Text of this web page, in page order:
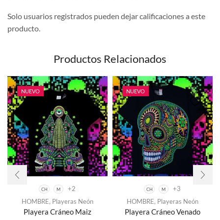
Solo usuarios registrados pueden dejar calificaciones a este
producto.
Productos Relacionados
NUEVO
CH M
+2
HOMBRE, Playeras Neón
Playera Cráneo Maiz
Este
producto
tiene
NUEVO
CH M
+3
HOMBRE, Playeras Neón
Playera Cráneo Venado
Este
producto
tiene